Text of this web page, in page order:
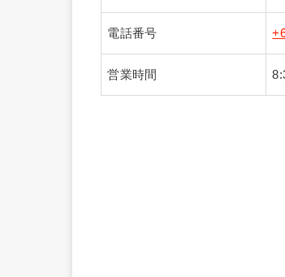
電話番号
営業時間